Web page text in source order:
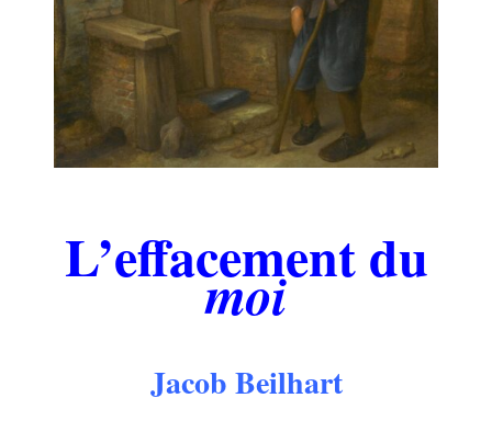
L’effacement du
moi
Jacob Beilhart